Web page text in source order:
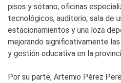
pisos y sótano, oficinas
tecnológicos, auditorio, sala de
estacionamientos y una loza
mejorando significativamente
y gestión educativa en la
Por su parte, Artemio Pérez